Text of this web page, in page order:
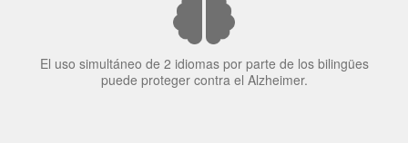
como una calidad extremadamente impresionante en los
candidatos laborales.